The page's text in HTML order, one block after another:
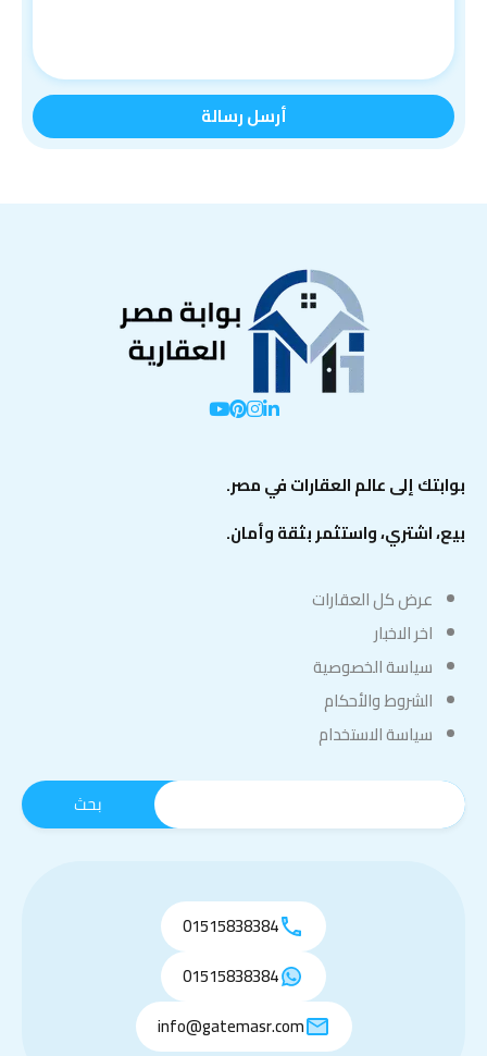
بوابتك إلى عالم العقارات في مصر.
بيع، اشتري، واستثمر بثقة وأمان.
عرض كل العقارات
اخر الاخبار
سياسة الخصوصية
الشروط والأحكام
سياسة الاستخدام
01515838384
01515838384
info@gatemasr.com